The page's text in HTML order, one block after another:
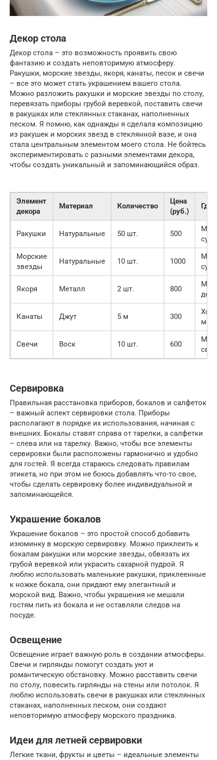
Декор стола
Декор стола – это возможность проявить свою
фантазию и создать неповторимую атмосферу.
Ракушки, морские звезды, якоря, канаты, песок и свечи
– все это может стать украшением вашего стола.
Можно разложить ракушки и морские звезды по столу,
перевязать приборы грубой веревкой, поставить свечи
в ракушках или стеклянных стаканах, наполненных
песком. Я помню, как однажды я сделала композицию
из ракушек и морских звезд в стеклянной вазе, и она
стала центральным элементом моего стола. Не бойтесь
экспериментировать с разными элементами декора,
чтобы создать уникальный и запоминающийся образ.
Элемент
декора
Материал Количество
Цена
(руб.)
Где
Ракушки Натуральные 50 шт. 500
Морские
звезды
Натуральные 10 шт. 1000
Якоря Металл 2 шт. 800
Канаты Джут 5 м 300
Свечи Воск 10 шт. 600
Сервировка
Правильная расстановка приборов, бокалов и салфеток
– важный аспект сервировки стола. Приборы
располагают в порядке их использования, начиная с
внешних. Бокалы ставят справа от тарелки, а салфетки
– слева или на тарелку. Важно, чтобы все элементы
сервировки были расположены гармонично и удобно
для гостей. Я всегда стараюсь следовать правилам
этикета, но при этом не боюсь добавлять что-то свое,
чтобы сделать сервировку более индивидуальной и
запоминающейся.
Украшение бокалов
Украшение бокалов – это простой способ добавить
изюминку в морскую сервировку. Можно приклеить к
бокалам ракушки или морские звезды, обвязать их
грубой веревкой или украсить сахарной пудрой. Я
люблю использовать маленькие ракушки, приклеенные
к ножке бокала, они придают ему элегантный и
морской вид. Важно, чтобы украшения не мешали
гостям пить из бокала и не оставляли следов на
посуде.
Освещение
Освещение играет важную роль в создании атмосферы.
Свечи и гирлянды помогут создать уют и
романтическую обстановку. Можно расставить свечи
по столу, повесить гирлянды на стены или потолок. Я
люблю использовать свечи в ракушках или стеклянных
стаканах, наполненных песком, они создают
неповторимую атмосферу морского праздника.
Идеи для летней сервировки
Легкие ткани, фрукты и цветы – идеальные элементы